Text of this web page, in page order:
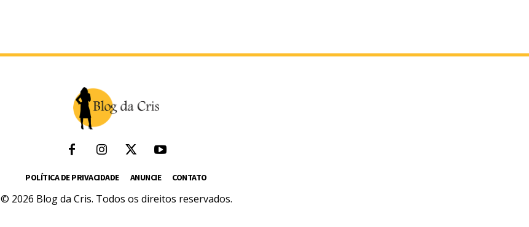
POLÍTICA DE PRIVACIDADE ANUNCIE CONTATO
© 2026 Blog da Cris. Todos os direitos reservados.